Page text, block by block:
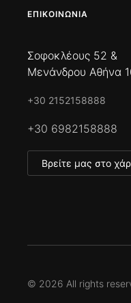
ΕΠΙΚΟΙΝΩΝΊΑ
Σοφοκλέους 52 &
Μενάνδρου Αθήνα
+30 2152158888
+30 6982158888
Βρείτε μας στο
© 2026 All rights